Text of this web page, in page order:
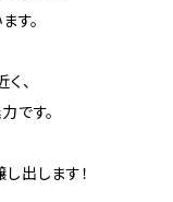
す。
、
です。
出します！